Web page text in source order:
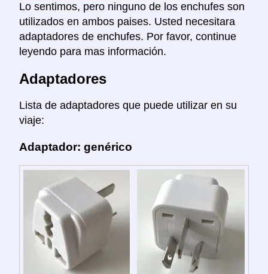
Lo sentimos, pero ninguno de los enchufes son
utilizados en ambos paises. Usted necesitara
adaptadores de enchufes. Por favor, continue
leyendo para mas información.
Adaptadores
Lista de adaptadores que puede utilizar en su
viaje:
Adaptador: genérico